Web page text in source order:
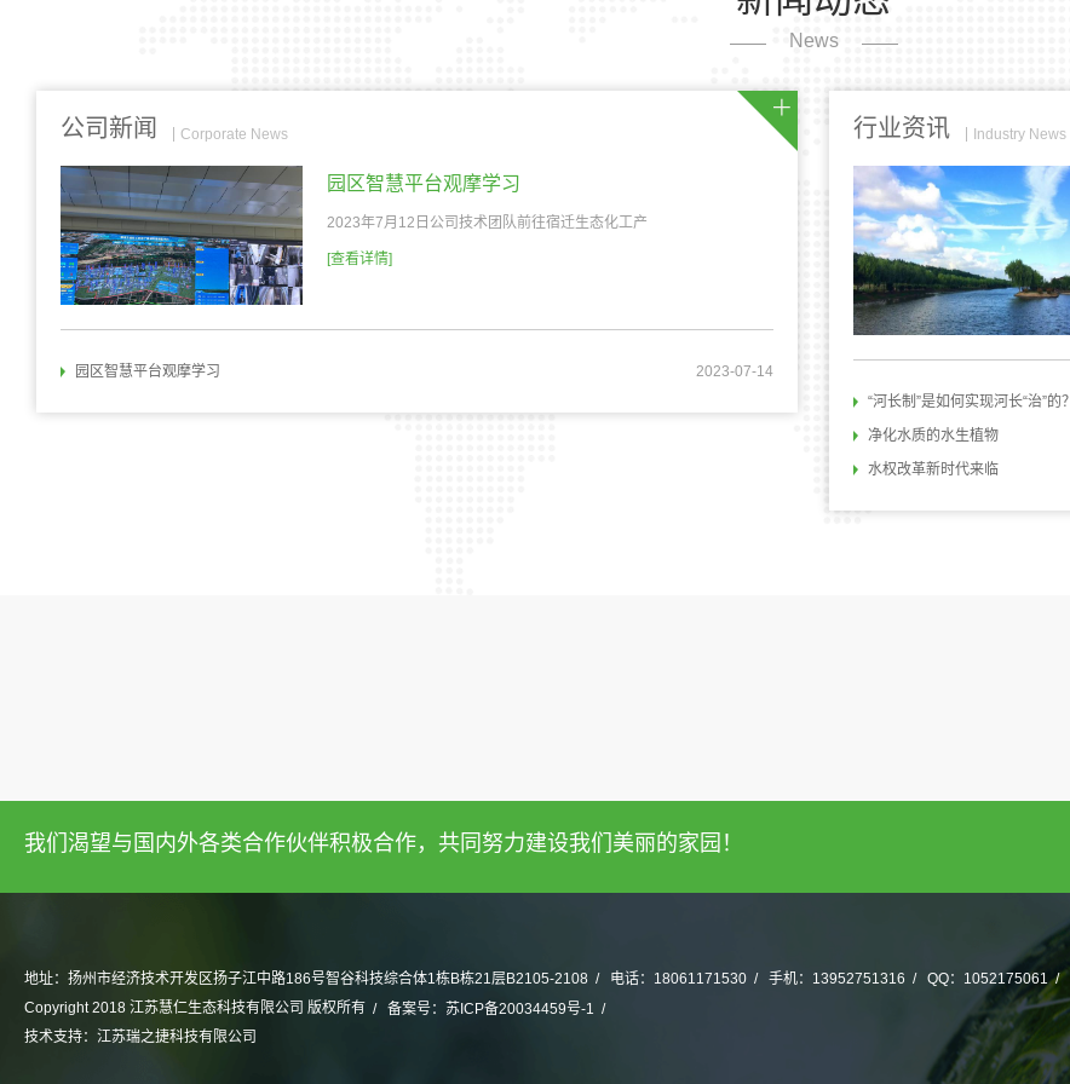
News
公司新闻 Corporate News
园区智慧平台观摩学习
2023年7月12日公司技术团队前往宿迁生态化工产
[查看详情]
2023-07-14
园区智慧平台观摩学习
行业资讯 Industry News
“河长制”是如何实现河长“治”的？
净化水质的水生植物
水权改革新时代来临
我们渴望与国内外各类合作伙伴积极合作，共同努力建设我们美丽的家园！
地址：扬州市经济技术开发区扬子江中路186号智谷科技综合体1栋B栋21层B2105-2108 电话：18061171530 手机：13952751316 QQ：1052175061
Copyright 2018 江苏慧仁生态科技有限公司 版权所有
技术支持： 江苏瑞之捷科技有限公司
备案号： 苏ICP备20034459号-1